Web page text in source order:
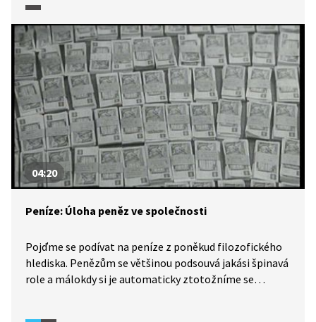
kteří upozorní na nepravosti druhých, jsou vlastně
udavači a udavačství je zavrženíhodné. Najdou se
naštěstí jedinci, kteří se nebojí na podvody veřejně
poukázat. Jak ale jejich hrdinství často dopadá, bývá
smutné: psychický nátlak, výhrůžky, výpověď z práce.
Poslechněte si některé autentické zkušenosti.
04:20
Peníze: Úloha peněz ve společnosti
Pojďme se podívat na peníze z poněkud filozofického
hlediska. Penězům se většinou podsouvá jakási špinavá
role a málokdy si je automaticky ztotožníme se